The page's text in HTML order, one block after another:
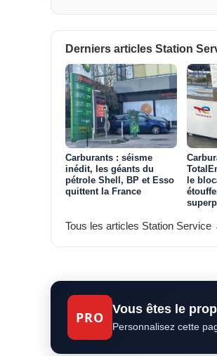
Derniers articles Station
Carburants : séisme
inédit, les géants du
pétrole Shell, BP et Esso
quittent la France
le
Tous les articles Station Service
PRO
Vous êtes le
Personnalisez cette